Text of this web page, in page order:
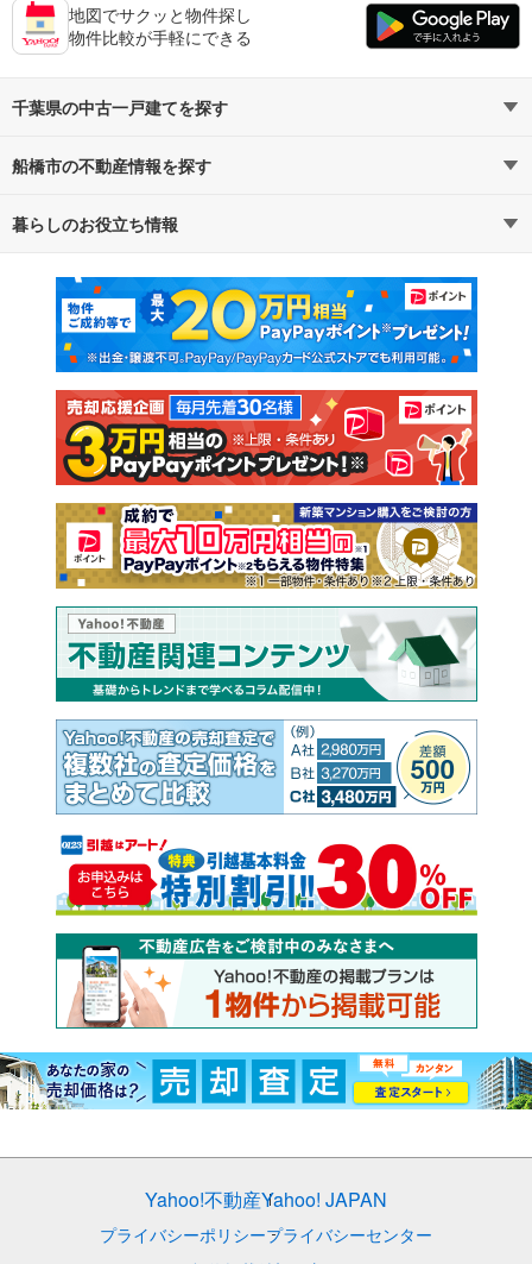
地図でサクッと物件探し
物件比較が手軽にできる
千葉県の中古一戸建てを探す
路線・駅から探す
通勤・通学時間から探す
船橋市の不動産情報を探す
不動産・住宅
新築マンション 中古マンション
新築一戸建て 中古一戸建て
注文住宅 土地
売却査定
暮らしのお役立ち情報
マンションカタログ 教えて！住まいの先生
Yahoo!不動産Yahoo! JAPAN
プライバシーポリシープライバシーセンター